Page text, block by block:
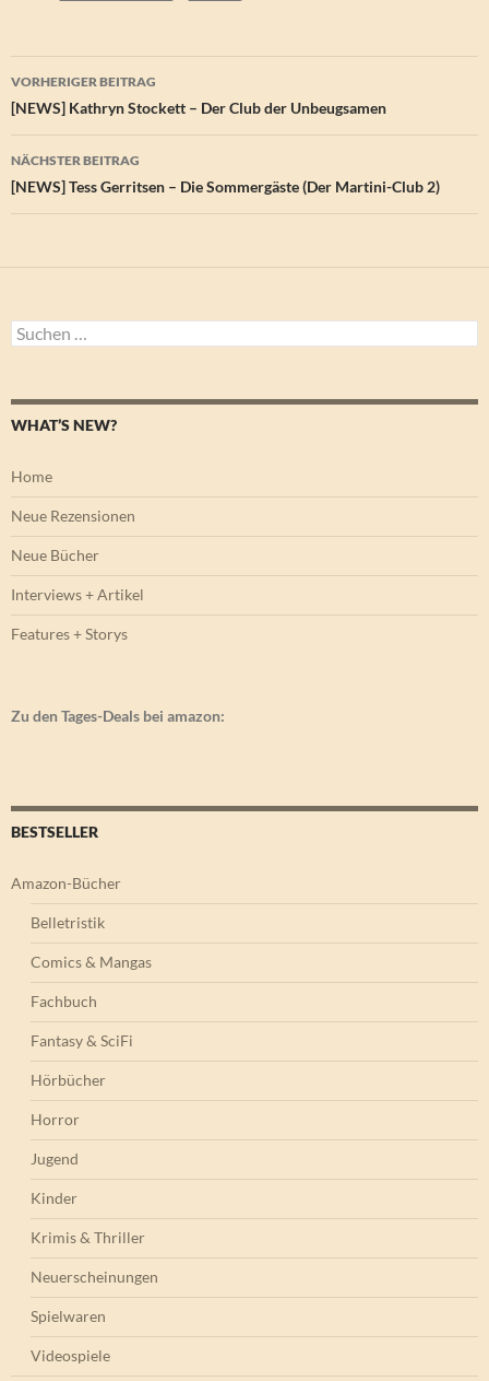
Beitragsnavigation
VORHERIGER BEITRAG
[NEWS] Kathryn Stockett – Der Club der Unbeugsamen
NÄCHSTER BEITRAG
[NEWS] Tess Gerritsen – Die Sommergäste (Der Martini-Club 2)
Suchen
nach:
WHAT’S NEW?
Home
Neue Rezensionen
Neue Bücher
Interviews + Artikel
Features + Storys
Zu den Tages-Deals bei amazon:
BESTSELLER
Amazon-Bücher
Belletristik
Comics & Mangas
Fachbuch
Fantasy & SciFi
Hörbücher
Horror
Jugend
Kinder
Krimis & Thriller
Neuerscheinungen
Spielwaren
Videospiele